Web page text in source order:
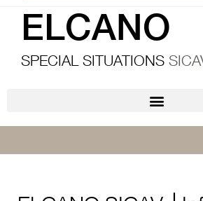
ELCANO
SPECIAL SITUATIONS